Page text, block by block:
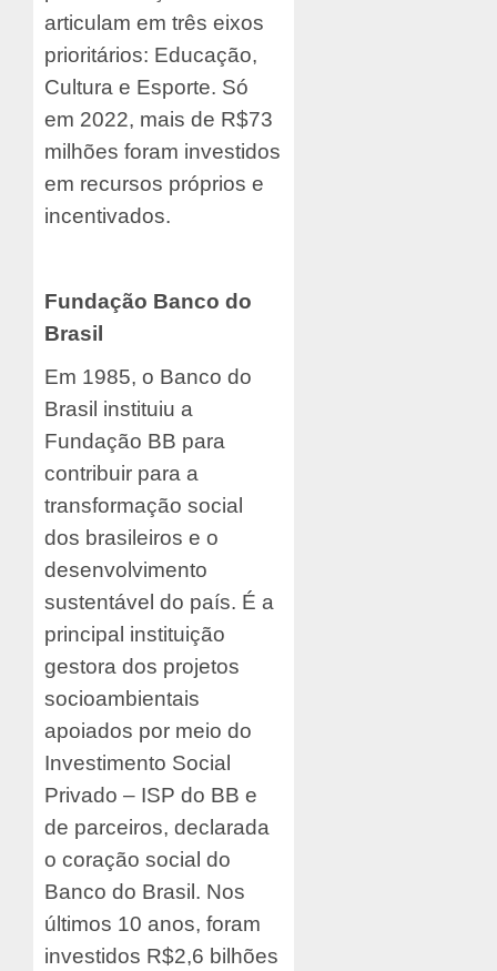
articulam em três eixos
prioritários: Educação,
Cultura e Esporte. Só
em 2022, mais de R$73
milhões foram investidos
em recursos próprios e
incentivados.
Fundação Banco do
Brasil
Em 1985, o Banco do
Brasil instituiu a
Fundação BB para
contribuir para a
transformação social
dos brasileiros e o
desenvolvimento
sustentável do país. É a
principal instituição
gestora dos projetos
socioambientais
apoiados por meio do
Investimento Social
Privado – ISP do BB e
de parceiros, declarada
o coração social do
Banco do Brasil. Nos
últimos 10 anos, foram
investidos R$2,6 bilhões